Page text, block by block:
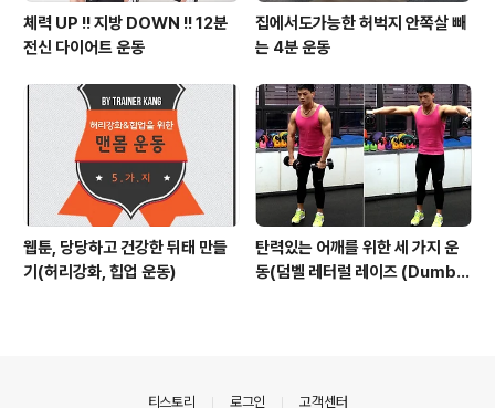
체력 UP !! 지방 DOWN !! 12분
전신 다이어트 운동
집에서도가능한 허벅지 안쪽살 빼
는 4분 운동
웹툰, 당당하고 건강한 뒤태 만들
기(허리강화, 힙업 운동)
탄력있는 어깨를 위한 세 가지 운
동(덤벨 레터럴 레이즈 (Dumbb
티스토리 로그인 고객센터